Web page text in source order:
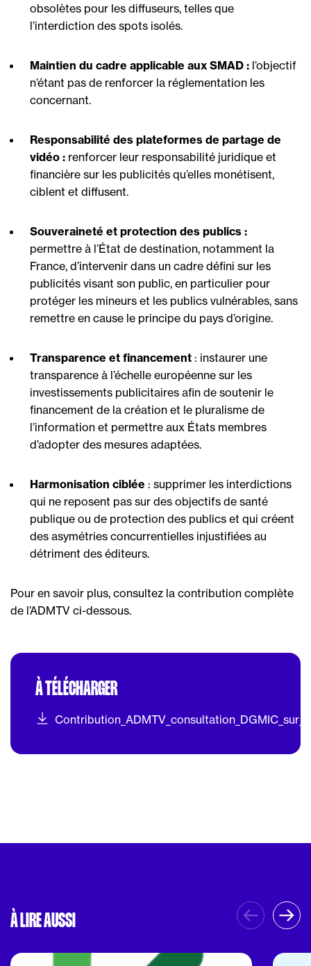
obsolètes pour les diffuseurs, telles que
l’interdiction des spots isolés.
Maintien du cadre applicable aux SMAD : l’objectif
n’étant pas de renforcer la réglementation les
concernant.
Responsabilité des plateformes de partage de
vidéo : renforcer leur responsabilité juridique et
financière sur les publicités qu’elles monétisent,
ciblent et diffusent.
Souveraineté et protection des publics :
permettre à l’État de destination, notamment la
France, d’intervenir dans un cadre défini sur les
publicités visant son public, en particulier pour
protéger les mineurs et les publics vulnérables, sans
remettre en cause le principe du pays d’origine.
Transparence et financement : instaurer une
transparence à l’échelle européenne sur les
investissements publicitaires afin de soutenir le
financement de la création et le pluralisme de
l’information et permettre aux États membres
d’adopter des mesures adaptées.
Harmonisation ciblée : supprimer les interdictions
qui ne reposent pas sur des objectifs de santé
publique ou de protection des publics et qui créent
des asymétries concurrentielles injustifiées au
détriment des éditeurs.
Pour en savoir plus, consultez la contribution complète
de l’ADMTV ci-dessous.
À TÉLÉCHARGER
À LIRE AUSSI